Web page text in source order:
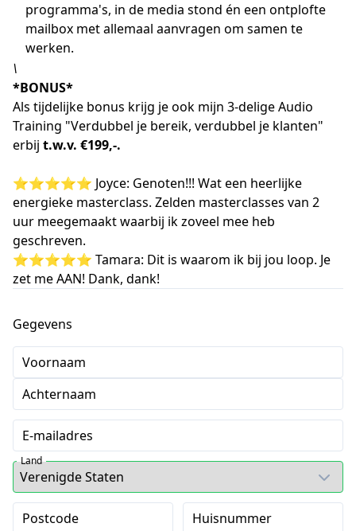
programma's, in de media stond én een ontplofte
mailbox met allemaal aanvragen om samen te
werken.
\
*BONUS*
Als tijdelijke bonus krijg je ook mijn 3-delige Audio
Training "Verdubbel je bereik, verdubbel je klanten"
erbij t.w.v. €199,-.
⭐⭐⭐⭐⭐ Joyce: Genoten!!! Wat een heerlijke
energieke masterclass. Zelden masterclasses van 2
uur meegemaakt waarbij ik zoveel mee heb
geschreven.
⭐⭐⭐⭐⭐ Tamara: Dit is waarom ik bij jou loop. Je
zet me AAN! Dank, dank!
Gegevens
Voornaam
Achternaam
E-mailadres
Land
Postcode Huisnummer